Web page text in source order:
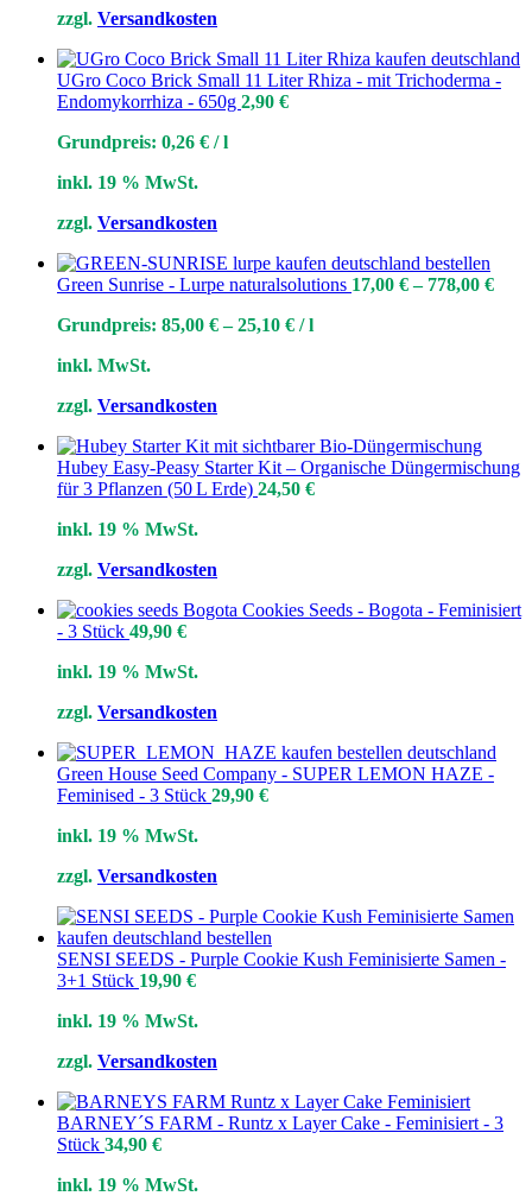
zzgl. Versandkosten
UGro Coco Brick Small 11 Liter Rhiza - mit Trichoderma -
Endomykorrhiza - 650g 2,90 €
Grundpreis: 0,26 € /l
inkl. 19 % MwSt.
zzgl. Versandkosten
Green Sunrise - Lurpe naturalsolutions 17,00 €– 778,00 €
Grundpreis: 85,00 €–25,10 € /l
inkl. MwSt.
zzgl. Versandkosten
Hubey Easy‑Peasy Starter Kit – Organische Düngermischung
für 3 Pflanzen (50 L Erde) 24,50 €
inkl. 19 % MwSt.
zzgl. Versandkosten
Cookies Seeds - Bogota - Feminisiert
- 3 Stück 49,90 €
inkl. 19 % MwSt.
zzgl. Versandkosten
Green House Seed Company - SUPER LEMON HAZE -
Feminised - 3 Stück 29,90 €
inkl. 19 % MwSt.
zzgl. Versandkosten
SENSI SEEDS - Purple Cookie Kush Feminisierte Samen -
3+1 Stück 19,90 €
inkl. 19 % MwSt.
zzgl. Versandkosten
BARNEY´S FARM - Runtz x Layer Cake - Feminisiert - 3
Stück 34,90 €
inkl. 19 % MwSt.